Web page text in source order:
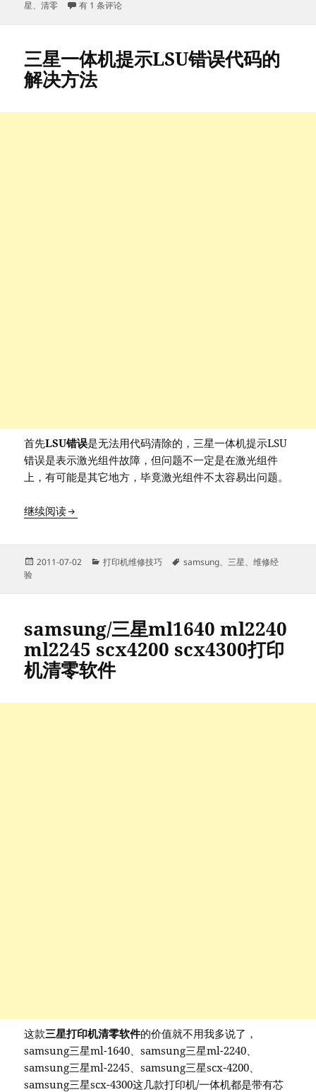
布
类
星、清零 samsung/三星SCX-4521清零方法
有 1 条评论
三星一体机提示LSU错误代码的
解决方法
首先LSU错误是无法用代码清除的，三星一体机提示LSU
错误是表示激光组件故障，但问题不一定是在激光组件
上，有可能是其它地方，毕竟激光组件不太容易出问题。
继续阅读三星一体机提示LSU错误代码的解决方法
发
2011-07-02
分
打印机维修技巧
标
samsung、三星、维修经
验
samsung/三星ml1640 ml2240
ml2245 scx4200 scx4300打印
机清零软件
这款三星打印机清零软件的价值就不用我多说了，
samsung三星ml-1640、samsung三星ml-2240、
samsung三星ml-2245、samsung三星scx-4200、
samsung三星scx-4300这几款打印机/一体机都是带有芯